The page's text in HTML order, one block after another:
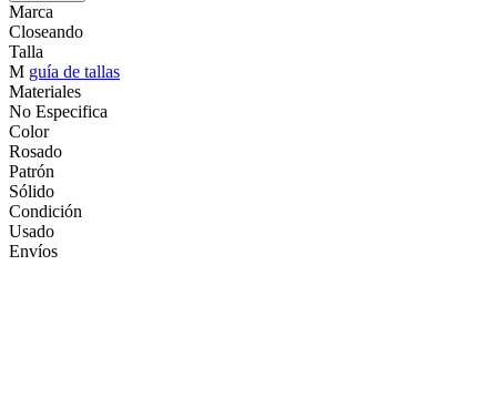
Marca
Closeando
Talla
M guía de tallas
Materiales
No Especifica
Color
Rosado
Patrón
Sólido
Condición
Usado
Envíos